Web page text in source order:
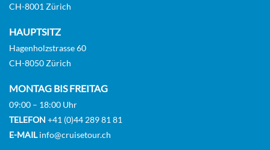
CH-8001 Zürich
HAUPTSITZ
Hagenholzstrasse 60
CH-8050 Zürich
MONTAG BIS FREITAG
09:00 – 18:00 Uhr
TELEFON +41 (0)44 289 81 81
E-MAILinfo@cruisetour.ch